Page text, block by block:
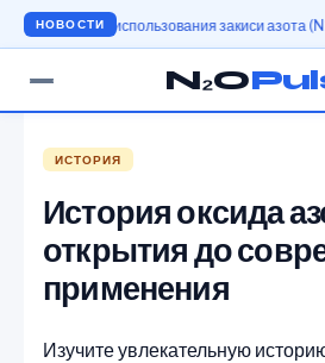
НОВОСТИ
использования закиси азота (N2O): от
N₂O
ИСТОРИЯ
История оксида
открытия до
применения
Изучите увлекательную